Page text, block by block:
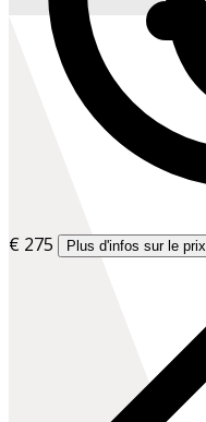
€ 275 Plus d'infos sur le prix